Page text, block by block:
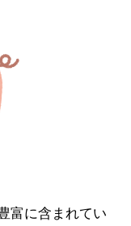
富に含まれてい